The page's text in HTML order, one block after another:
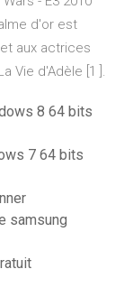
d'or est
aux actrices
Vie d'Adèle [1 ].
8 64 bits
7 64 bits
samsung